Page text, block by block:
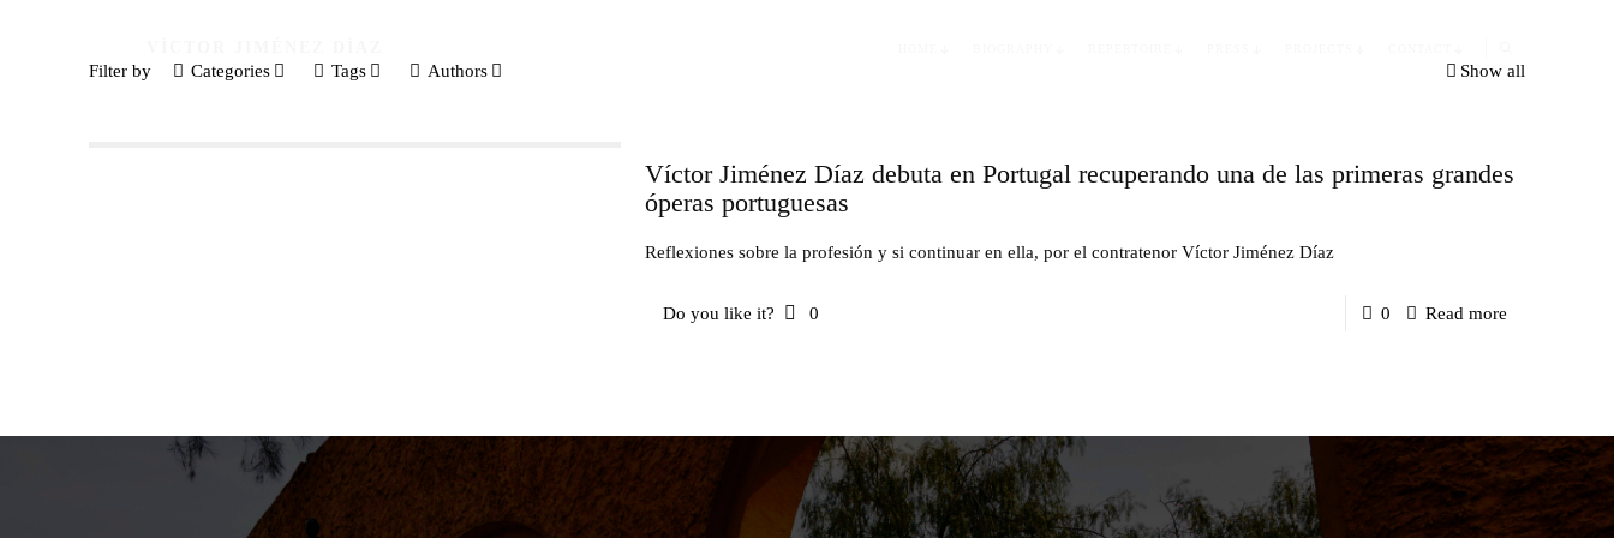
Filter by Categories Tags Authors Show all
Víctor Jiménez Díaz debuta en Portugal recuperando una de las primeras grandes
óperas portuguesas
Reflexiones sobre la profesión y si continuar en ella, por el contratenor Víctor Jiménez Díaz
Do you like it? 0 0 Read more-
debuta
en
Portugal